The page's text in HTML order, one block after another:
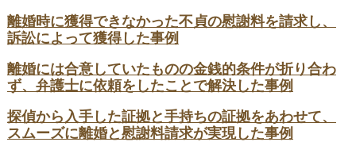
離婚時に獲得できなかった不貞の慰謝料を請求し、
訴訟によって獲得した事例
離婚には合意していたものの金銭的条件が折り合わ
ず、弁護士に依頼をしたことで解決した事例
探偵から入手した証拠と手持ちの証拠をあわせて、
スムーズに離婚と慰謝料請求が実現した事例